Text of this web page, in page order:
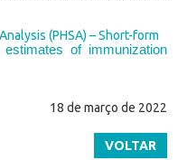
(PHSA) – Short-form
of immunization
18 de março de 2022
VOLTAR